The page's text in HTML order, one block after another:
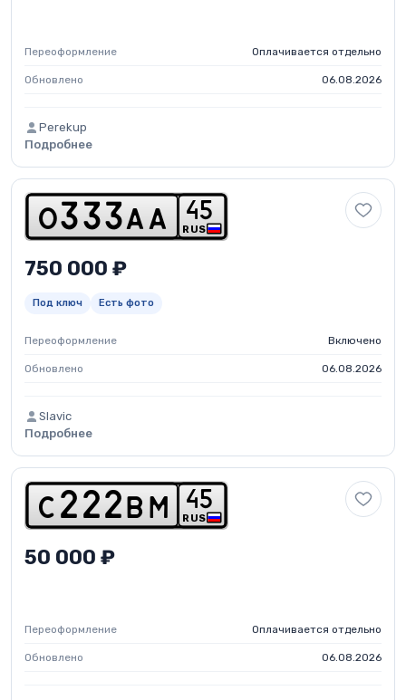
Переоформление Оплачивается отдельно
Обновлено 06.08.2026
Perekup
Подробнее
o3 3 3 a a RUS
45
750 000 ₽
Под ключ Есть фото
Переоформление Включено
Обновлено 06.08.2026
Slavic
Подробнее
c 2 2 2 b m RUS
45
50 000 ₽
Переоформление Оплачивается отдельно
Обновлено 06.08.2026